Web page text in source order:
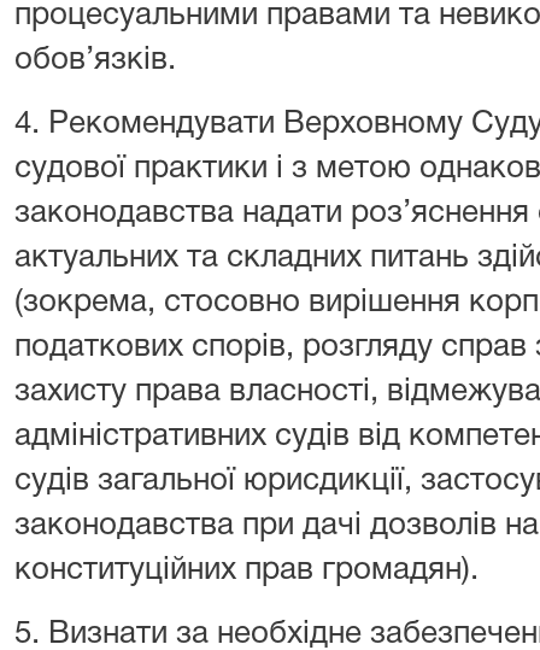
процесуальними правами та
обов’язків.
4. Рекомендувати Верховному Суду
судової практики і з метою
законодавства надати
актуальних та складних питань
(зокрема, стосовно вирішення
податкових спорів, розгляду справ
захисту права власності,
адміністративних судів від
судів загальної юрисдикції,
законодавства при дачі дозволів
конституційних прав громадян).
5. Визнати за необхідне